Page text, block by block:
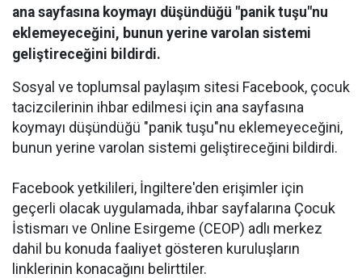
ana sayfasına koymayı düşündüğü "panik tuşu"nu
eklemeyeceğini, bunun yerine varolan sistemi
geliştireceğini bildirdi.
Sosyal ve toplumsal paylaşım sitesi Facebook, çocuk
tacizcilerinin ihbar edilmesi için ana sayfasına
koymayı düşündüğü "panik tuşu"nu eklemeyeceğini,
bunun yerine varolan sistemi geliştireceğini bildirdi.
Facebook yetkilileri, İngiltere'den erişimler için
geçerli olacak uygulamada, ihbar sayfalarına Çocuk
İstismarı ve Online Esirgeme (CEOP) adlı merkez
dahil bu konuda faaliyet gösteren kuruluşların
linklerinin konacağını belirttiler.